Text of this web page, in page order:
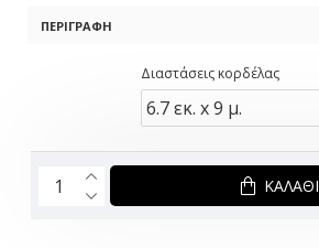
ΠΕΡΙΓΡΑΦΉ
Διαστάσεις κορδέλας
ΚΑΛΆΘΙ